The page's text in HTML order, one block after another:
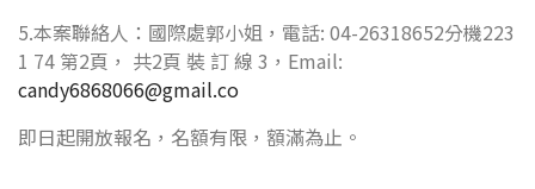
5.本案聯絡人：國際處郭小姐，電話: 04-26318652分機223
1 74 第2頁， 共2頁 裝 訂 線 3，Email:
candy6868066@gmail.co
即日起開放報名，名額有限，額滿為止。